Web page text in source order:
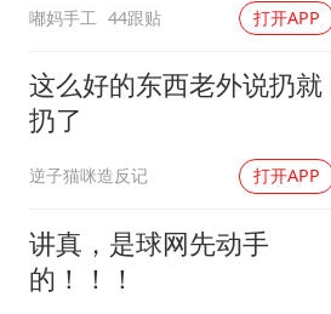
夯实基础开
嘟妈手工 44跟贴 打开APP
这么好的东西老外说扔就
扔了
逆子猫咪造反记 打开APP
讲真，是球网先动手
的！！！